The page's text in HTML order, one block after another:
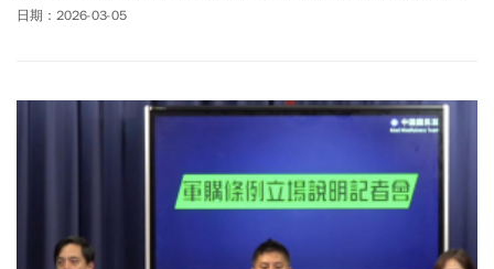
告訴你：「股市長期平均年化報酬大約 10%」，你會怎麼想？大部
日期：2026-03-05